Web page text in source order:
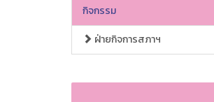
กิจกรรม
ฝ่ายกิจการสภาฯ